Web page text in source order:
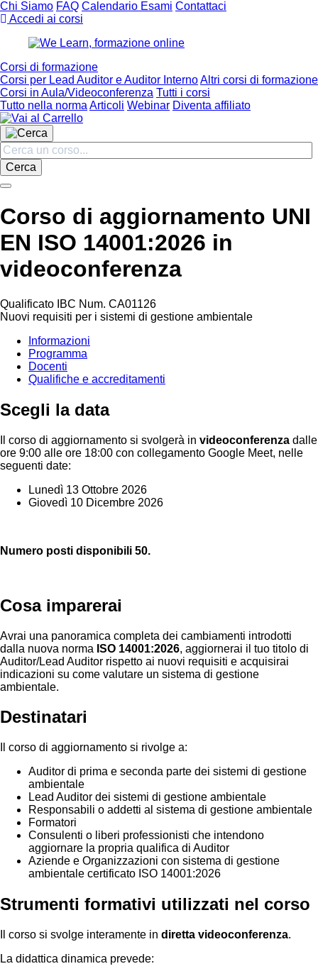
Chi Siamo FAQ Calendario Esami Contattaci
Accedi ai corsi
Corsi di formazione
Corsi per Lead Auditor e Auditor InternoAltri corsi di formazione
Corsi in Aula/Videoconferenza Tutti i corsi
Tutto nella norma Articoli Webinar Diventa affiliato
Cerca
Corso di aggiornamento UNI
EN ISO 14001:2026 in
videoconferenza
Qualificato IBC Num. CA01126
Nuovi requisiti per i sistemi di gestione ambientale
Informazioni
Programma
Docenti
Qualifiche e accreditamenti
Scegli la data
Il corso di aggiornamento si svolgerà in videoconferenza dalle
ore 9:00 alle ore 18:00 con collegamento Google Meet, nelle
seguenti date:
Lunedì 13 Ottobre 2026
Giovedì 10 Dicembre 2026
Numero posti disponibili 50.
Cosa imparerai
Avrai una panoramica completa dei cambiamenti introdotti
dalla nuova norma ISO 14001:2026, aggiornerai il tuo titolo di
Auditor/Lead Auditor rispetto ai nuovi requisiti e acquisirai
indicazioni su come valutare un sistema di gestione
ambientale.
Destinatari
Il corso di aggiornamento si rivolge a:
Auditor di prima e seconda parte dei sistemi di gestione
ambientale
Lead Auditor dei sistemi di gestione ambientale
Responsabili o addetti al sistema di gestione ambientale
Formatori
Consulenti o liberi professionisti che intendono
aggiornare la propria qualifica di Auditor
Aziende e Organizzazioni con sistema di gestione
ambientale certificato ISO 14001:2026
Strumenti formativi utilizzati nel corso
Il corso si svolge interamente in diretta videoconferenza.
La didattica dinamica prevede: